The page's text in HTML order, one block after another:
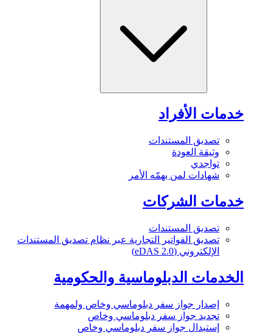
خدمات الأفراد
تصديق المستندات
وثيقة العودة
تواجدي
شهادات لمن يهمّه الأمر
خدمات الشركات
تصديق المستندات
تصديق الفواتير التجارية عبر نظام تصديق المستندات
الإلكتروني (eDAS 2.0)
الخدمات الدبلوماسية والحكومية
إصدار جواز سفر دبلوماسي وخاص ولمهمة
تجديد جواز سفر دبلوماسي وخاص
إستبدال جواز سفر دبلوماسي وخاص